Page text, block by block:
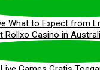
What to Expect from
Rollxo Casino in